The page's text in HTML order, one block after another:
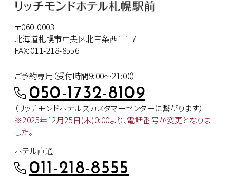
〒060-0003
北海道札幌市中央区北三条西1-1-7
FAX:011-218-8556
ご予約専用（受付時間9:00～21:00）
050-1732-8109
（リッチモンドホテルズカスタマーセンターに繋がります）
※2025年12月25日(木)0:00より、電話番号が変更となりま
した。
ホテル直通
011-218-8555